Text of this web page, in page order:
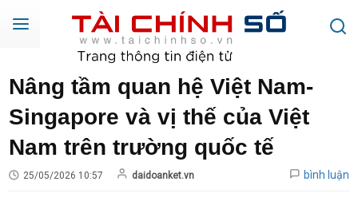
Nâng tầm quan hệ Việt Nam-
Singapore và vị thế của Việt
Nam trên trường quốc tế
25/05/2026 10:57 daidoanket.vn bình luận